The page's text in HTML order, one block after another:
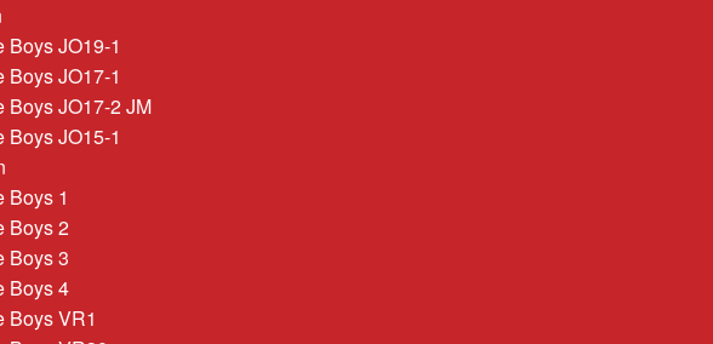
Boys JO19-1
Boys JO17-1
Boys JO17-2 JM
Boys JO15-1
Boys 1
Boys 2
Boys 3
Boys 4
Boys VR1